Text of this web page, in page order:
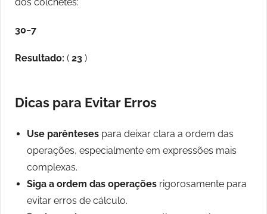
dos colchetes:
30−7
Resultado: ( 23 )
Dicas para Evitar Erros
Use parênteses para deixar clara a ordem das
operações, especialmente em expressões mais
complexas.
Siga a ordem das operações rigorosamente para
evitar erros de cálculo.